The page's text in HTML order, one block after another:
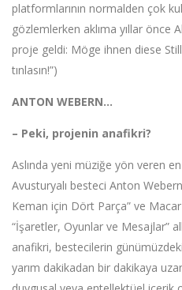
platformlarının normalden çok
gözlemlerken aklıma yıllar önce
proje geldi: Möge ihnen diese
tınlasın!”)
ANTON WEBERN…
– Peki, projenin anafikri?
Aslında yeni müziğe yön veren
Avusturyalı besteci Anton
Keman için Dört Parça” ve
“İşaretler, Oyunlar ve Mesajlar”
anafikri, bestecilerin
yarım dakikadan bir dakikaya